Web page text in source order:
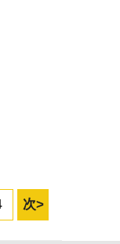
次>